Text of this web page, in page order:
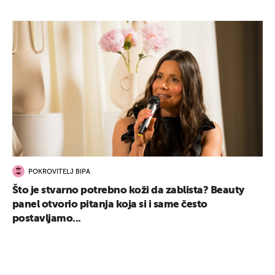
POKROVITELJ BIPA
Što je stvarno potrebno koži da zablista? Beauty
panel otvorio pitanja koja si i same često
postavljamo...